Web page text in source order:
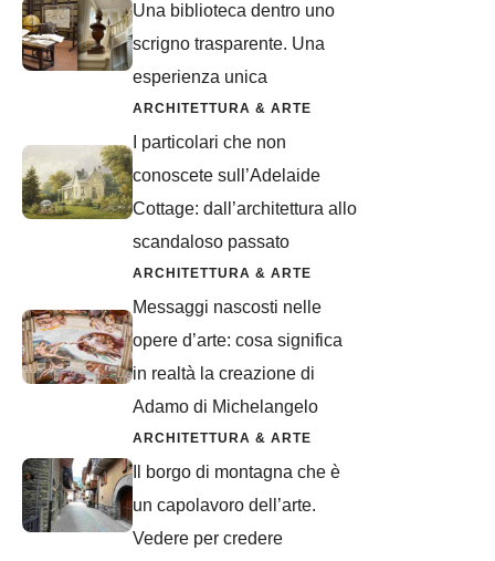
Una biblioteca dentro uno
scrigno trasparente. Una
esperienza unica
ARCHITETTURA & ARTE
I particolari che non
conoscete sull’Adelaide
Cottage: dall’architettura allo
scandaloso passato
ARCHITETTURA & ARTE
Messaggi nascosti nelle
opere d’arte: cosa significa
in realtà la creazione di
Adamo di Michelangelo
ARCHITETTURA & ARTE
Il borgo di montagna che è
un capolavoro dell’arte.
Vedere per credere